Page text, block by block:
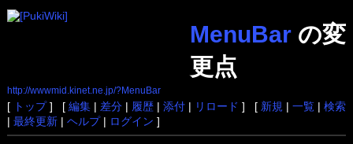
MenuBarの変
更点
http://wwwmid.kinet.ne.jp/?MenuBar
[ トップ] [ 編集| 差分| 履歴| 添付| リロード ] [ 新規 | 一覧| 検索
| 最終更新| ヘルプ| ログイン ]